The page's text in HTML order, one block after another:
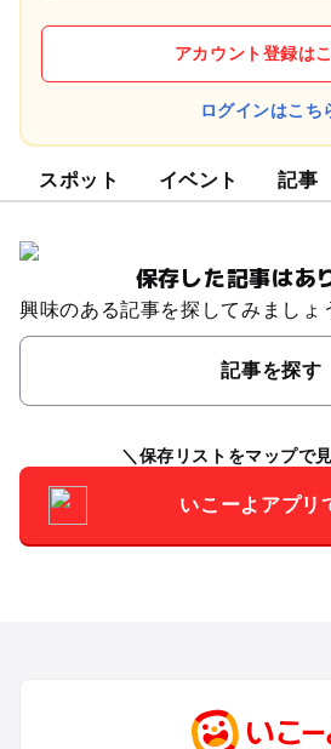
アカウント登録は
ログインはこち
スポット イベント 記事
保存した記事はあ
興味のある記事を探してみましょ
記事を探す
保存リストをマップで
いこーよアプリ